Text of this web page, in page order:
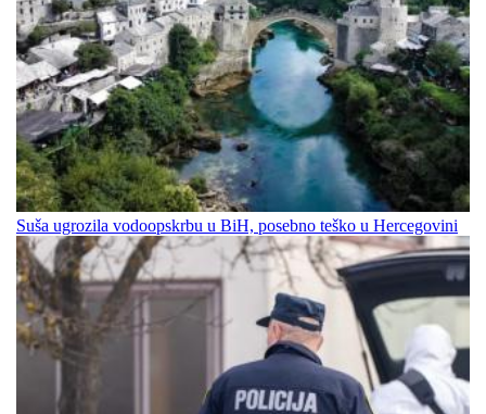
Suša ugrozila vodoopskrbu u BiH, posebno teško u Hercegovini